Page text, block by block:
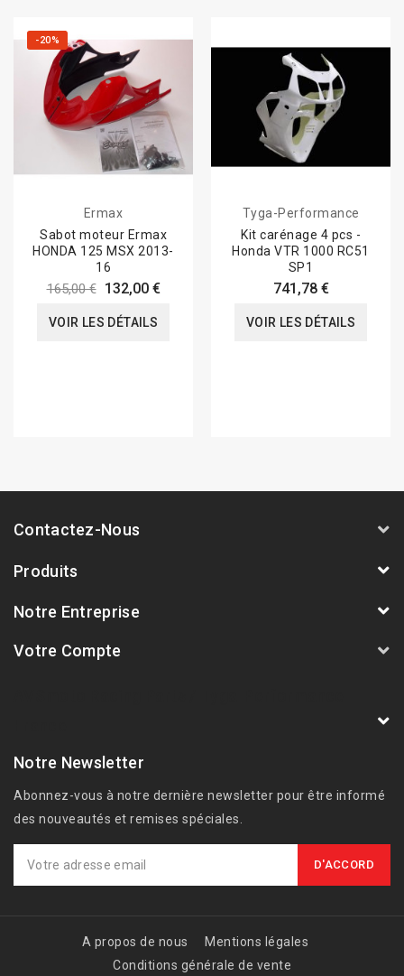
-20%
Ermax
Sabot moteur Ermax
HONDA 125 MSX 2013-
16
165,00 € 132,00 €
VOIR LES DÉTAILS
Tyga-Performance
Kit carénage 4 pcs -
Honda VTR 1000 RC51
SP1
741,78 €
VOIR LES DÉTAILS
Contactez-Nous
Produits
Notre Entreprise
Votre Compte
Notre Newsletter
Abonnez-vous à notre dernière newsletter pour être informé
des nouveautés et remises spéciales.
A propos de nous
Mentions légales
Conditions générale de vente